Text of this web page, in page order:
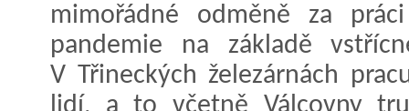
mimořádné odměně za
pandemie na základě
V Třineckých železárnách
lidí, a to včetně Válcovny